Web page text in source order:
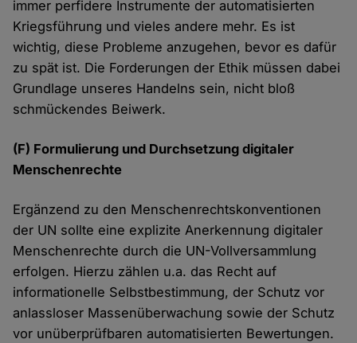
immer perfidere Instrumente der automatisierten
Kriegsführung und vieles andere mehr. Es ist
wichtig, diese Probleme anzugehen, bevor es dafür
zu spät ist. Die Forderungen der Ethik müssen dabei
Grundlage unseres Handelns sein, nicht bloß
schmückendes Beiwerk.
(F) Formulierung und Durchsetzung digitaler
Menschenrechte
Ergänzend zu den Menschenrechtskonventionen
der UN sollte eine explizite Anerkennung digitaler
Menschenrechte durch die UN-Vollversammlung
erfolgen. Hierzu zählen u.a. das Recht auf
informationelle Selbstbestimmung, der Schutz vor
anlassloser Massenüberwachung sowie der Schutz
vor unüberprüfbaren automatisierten Bewertungen.